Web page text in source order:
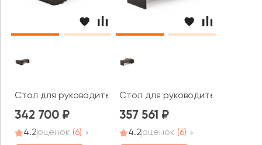
Стол для руководителя правый 2200x1800x750 Larry 2
342 700
4.2оценок (6)
Стол для руководителя левый
357 561
4.2оценок (6)